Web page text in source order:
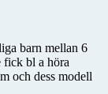
barn mellan 6
fick bl a höra
och dess modell